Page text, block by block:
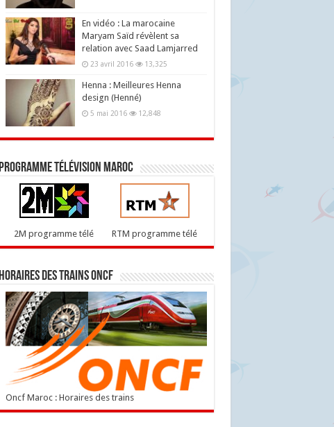
En vidéo : La marocaine
Maryam Saïd révèlent sa
relation avec Saad Lamjarred
23 avril 2016 13,325
Henna : Meilleures Henna
design (Henné)
5 mai 2016 12,848
Programme télévision maroc
2M programme télé RTM programme télé
Horaires des trains ONCF
Oncf Maroc : Horaires des trains